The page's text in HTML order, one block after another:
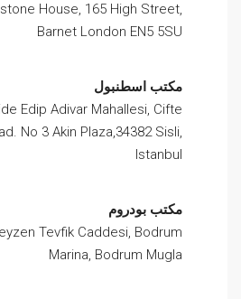
House, 165 High Street,
Barnet London EN5 5SU
مكتب اسطنبول
Edip Adivar Mahallesi, Cifte
No 3 Akin Plaza,34382 Sisli,
Istanbul
مكتب بودروم
Tevfik Caddesi, Bodrum
Marina, Bodrum Mugla